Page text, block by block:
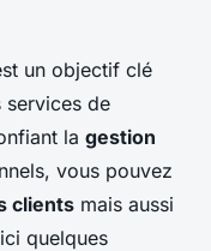
un objectif clé
services de
la gestion
vous pouvez
clients mais aussi
quelques